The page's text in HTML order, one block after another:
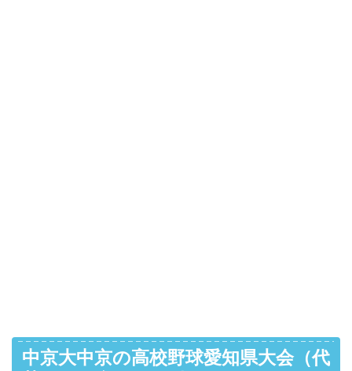
中京大中京の高校野球愛知県大会（代